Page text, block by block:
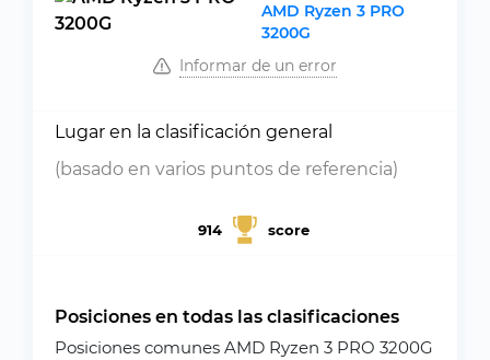
AMD Ryzen 3 PRO
3200G
Informar de un error
Lugar en la clasificación general
(basado en varios puntos de referencia)
914 score
Posiciones en todas las clasificaciones
Posiciones comunes AMD Ryzen 3 PRO 3200G